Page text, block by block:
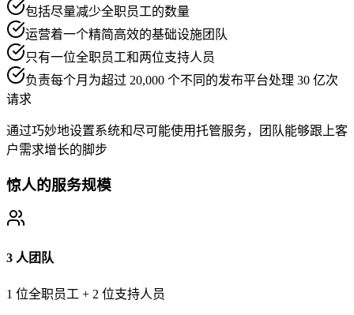
包括尽量减少全职员工的数量
运营着一个精简高效的基础设施团队
只有一位全职员工和两位支持人员
负责每个月为超过 20,000 个不同的发布平台处理 30 亿次
请求
通过巧妙地设置系统和尽可能使用托管服务，团队能够跟上客
户需求增长的脚步
惊人的服务规模
3 人团队
1 位全职员工 + 2 位支持人员